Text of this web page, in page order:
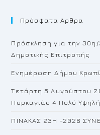
Πρόσφατα Άρθρα
Πρόσκληση για την
Δημοτικής Επιτροπής
Ενημέρωση Δήμου
Τετάρτη 5 Αυγούστου
Πυρκαγιάς 4 Πολύ Υψηλή
ΠΙΝΑΚΑΣ 23H -2026